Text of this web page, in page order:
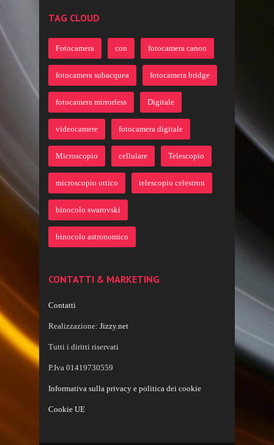
TAG CLOUD
Fotocamera con fotocamera canon
fotocamera subacquea fotocamera bridge
fotocamera mirrorless Digitale
videocamere fotocamera digitale
Microscopio cellulare Telescopio
microscopio ottico telescopio celestron
binocolo swarovski
binocolo astronomico
CONTATTI & MARKETING
Contatti
Realizzazione: Jizzy.net
Tutti i diritti riservati
P.Iva 01419730559
Informativa sulla privacy e politica dei cookie
Cookie UE